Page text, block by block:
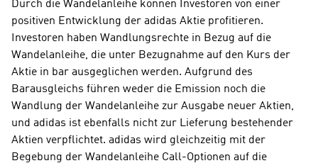
Durch die Wandelanleihe können Investoren von einer
positiven Entwicklung der adidas Aktie profitieren.
Investoren haben Wandlungsrechte in Bezug auf die
Wandelanleihe, die unter Bezugnahme auf den Kurs der
Aktie in bar ausgeglichen werden. Aufgrund des
Barausgleichs führen weder die Emission noch die
Wandlung der Wandelanleihe zur Ausgabe neuer Aktien,
und adidas ist ebenfalls nicht zur Lieferung bestehender
Aktien verpflichtet. adidas wird gleichzeitig mit der
Begebung der Wandelanleihe Call-Optionen auf die